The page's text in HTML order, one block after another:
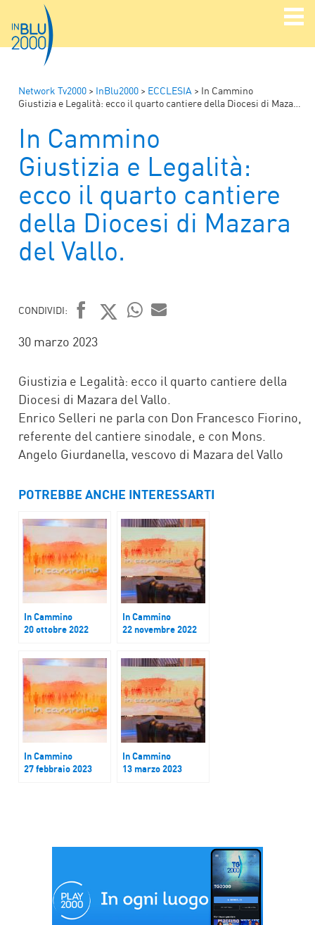
Network Tv2000 > InBlu2000 > ECCLESIA > In Cammino
Giustizia e Legalità: ecco il quarto cantiere della Diocesi di Mazara del Vallo.
In Cammino
Giustizia e Legalità:
ecco il quarto cantiere
della Diocesi di Mazara
del Vallo.
CONDIVIDI:
FACEBOOK
TWITTER
30 marzo 2023
Giustizia e Legalità: ecco il quarto cantiere della
Diocesi di Mazara del Vallo.
Enrico Selleri ne parla con Don Francesco Fiorino,
referente del cantiere sinodale, e con Mons.
Angelo Giurdanella, vescovo di Mazara del Vallo
POTREBBE ANCHE INTERESSARTI
In Cammino
20 ottobre 2022
In Cammino
22 novembre 2022
In Cammino
27 febbraio 2023
In Cammino
13 marzo 2023